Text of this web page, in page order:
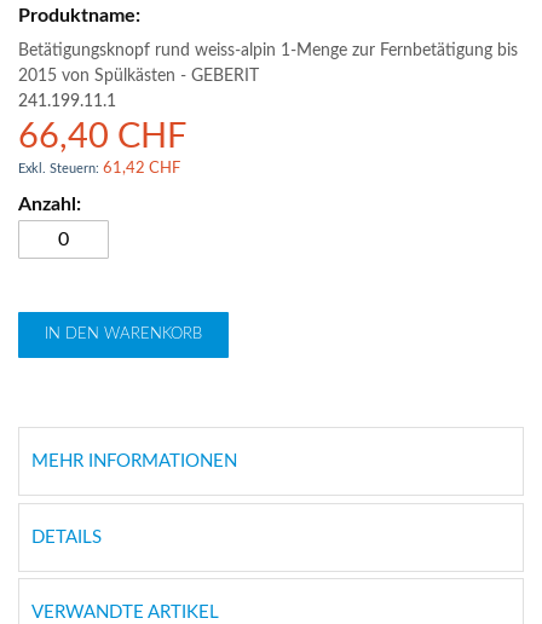
Betätigungsknopf rund weiss-alpin 1-Menge zur Fernbetätigung bis
2015 von Spülkästen - GEBERIT
241.199.11.1
66,40 CHF
61,42 CHF
IN DEN WARENKORB
MEHR INFORMATIONEN
DETAILS
VERWANDTE ARTIKEL